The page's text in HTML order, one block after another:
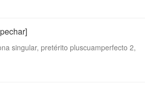
singular, pretérito pluscuamperfecto 2,